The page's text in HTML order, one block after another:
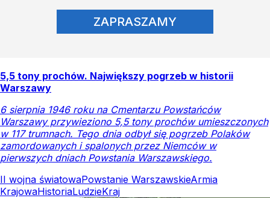
ZAPRASZAMY
5,5 tony prochów. Największy pogrzeb w historii
Warszawy
6 sierpnia 1946 roku na Cmentarzu Powstańców
Warszawy przywieziono 5,5 tony prochów umieszczonych
w 117 trumnach. Tego dnia odbył się pogrzeb Polaków
zamordowanych i spalonych przez Niemców w
pierwszych dniach Powstania Warszawskiego.
II wojna światowaPowstanie WarszawskieArmia
KrajowaHistoriaLudzieKraj